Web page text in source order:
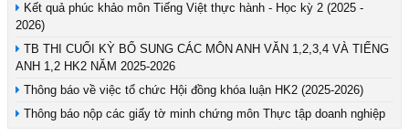
Kết quả phúc khảo môn Tiếng Việt thực hành - Học kỳ 2 (2025 -
2026)
TB THI CUỐI KỲ BỔ SUNG CÁC MÔN ANH VĂN 1,2,3,4 VÀ TIẾNG
ANH 1,2 HK2 NĂM 2025-2026
Thông báo về việc tổ chức Hội đồng khóa luận HK2 (2025-2026)
Thông báo nộp các giấy tờ minh chứng môn Thực tập doanh nghiệp